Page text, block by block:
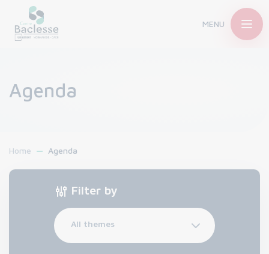
MENU
Agenda
Home Agenda
Filter by
All themes